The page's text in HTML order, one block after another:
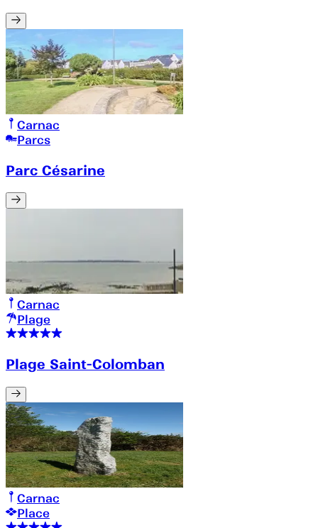
Carnac
Parcs
Parc Césarine
Carnac
Plage
Plage Saint-Colomban
Carnac
Place